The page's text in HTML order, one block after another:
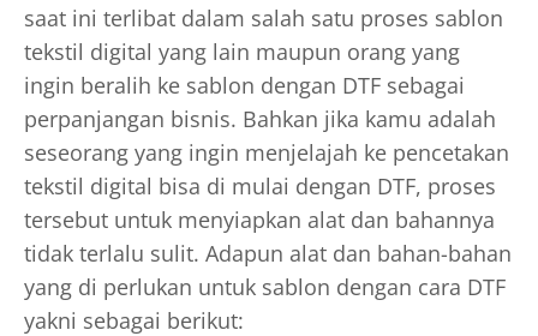
saat ini terlibat dalam salah satu proses sablon
tekstil digital yang lain maupun orang yang
ingin beralih ke sablon dengan DTF sebagai
perpanjangan bisnis. Bahkan jika kamu adalah
seseorang yang ingin menjelajah ke pencetakan
tekstil digital bisa di mulai dengan DTF, proses
tersebut untuk menyiapkan alat dan bahannya
tidak terlalu sulit. Adapun alat dan bahan-bahan
yang di perlukan untuk sablon dengan cara DTF
yakni sebagai berikut: